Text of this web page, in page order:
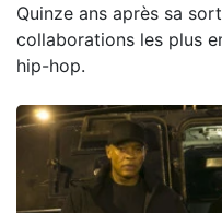
Quinze ans après sa
collaborations les plus
hip-hop.